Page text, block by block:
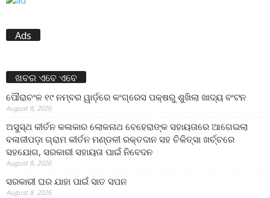
Ads
ଖବର ଏବେ ଏବେ
ପୌରାଚଂଳ ୧୯ ନମ୍ବର ୱାର୍ଡ଼ରେ କଂଗ୍ରେସ ପକ୍ଷରୁ ଶୁଖିଲା ଖାଦ୍ୟ ବଂଟନ
August 8, 2026
ଅସୁସ୍ଥ କୀର୍ତନ କଳାକାର ଲୋକନାଥ ବେହେରାଙ୍କ ସହାୟତାରେ ଆଗେଇଲା
ବଳାଜୀପଡ଼ା ଗ୍ରାମ କୀର୍ତନ ମଣ୍ଡଳୀ ରକ୍ତଦାନ ସହ ଚିକିତ୍ସା ଖର୍ଚ୍ଚରେ
ସହଯୋଗ, ସରକାରୀ ସହାୟତା ପାଇଁ ନିବେଦନ
August 8, 2026
ସରକାରୀ ଘର ଯାହା ପାଇଁ ସାତ ସପନ
August 8, 2026